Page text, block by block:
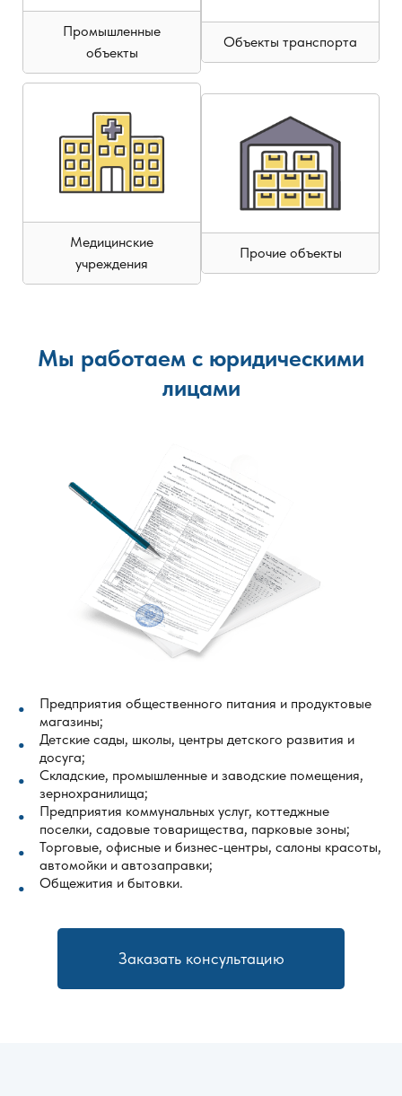
Промышленные
объекты
Объекты транспорта
Медицинские
учреждения
Прочие объекты
Мы работаем с юридическими
лицами
Предприятия общественного питания и продуктовые
магазины;
Детские сады, школы, центры детского развития и
досуга;
Складские, промышленные и заводские помещения,
зернохранилища;
Предприятия коммунальных услуг, коттеджные
поселки, садовые товарищества, парковые зоны;
Торговые, офисные и бизнес-центры, салоны красоты,
автомойки и автозаправки;
Общежития и бытовки.
Заказать консультацию